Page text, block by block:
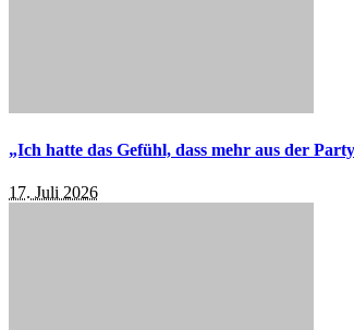
„Ich hatte das Gefühl, dass mehr aus der
17. Juli 2026